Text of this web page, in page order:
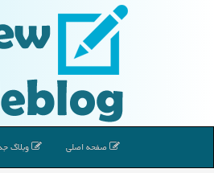
صفحه اصلی وبلاگ